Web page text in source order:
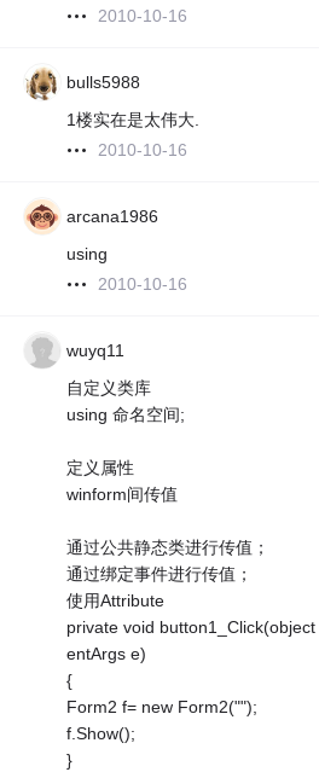
2010-10-16
bulls5988
1楼实在是太伟大.
2010-10-16
arcana1986
using
2010-10-16
wuyq11
自定义类库
using 命名空间;
定义属性
winform间传值
通过公共静态类进行传值；
通过绑定事件进行传值；
使用Attribute
private void
entArgs e)
{
Form2 f= new Form2("");
f.Show();
}